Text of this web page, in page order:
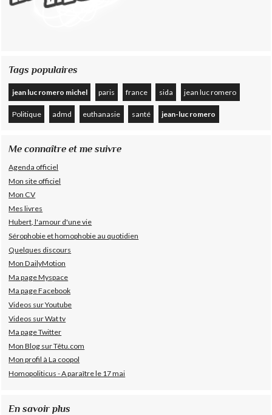
Tags populaires
jean luc romero michel paris france sida jean luc romero
Politique admd euthanasie santé jean-luc romero
Me connaître et me suivre
Agenda officiel
Mon site officiel
Mon CV
Mes livres
Hubert, l'amour d'une vie
Sérophobie et homophobie au quotidien
Quelques discours
Mon DailyMotion
Ma page Myspace
Ma page Facebook
Videos sur Youtube
Videos sur Wat tv
Ma page Twitter
Mon Blog sur Têtu.com
Mon profil à La coopol
Homopoliticus - A paraître le 17 mai
En savoir plus